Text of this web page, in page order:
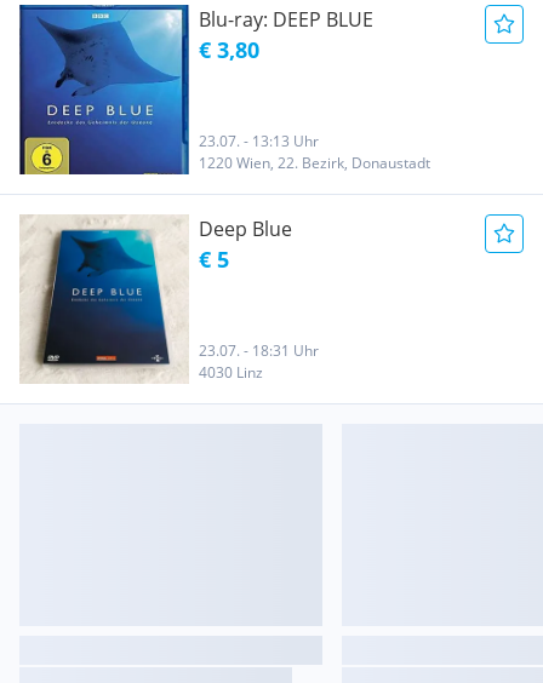
Blu-ray: DEEP BLUE
€ 3,80
23.07. - 13:13 Uhr
1220 Wien, 22. Bezirk, Donaustadt
Deep Blue
€ 5
23.07. - 18:31 Uhr
4030 Linz